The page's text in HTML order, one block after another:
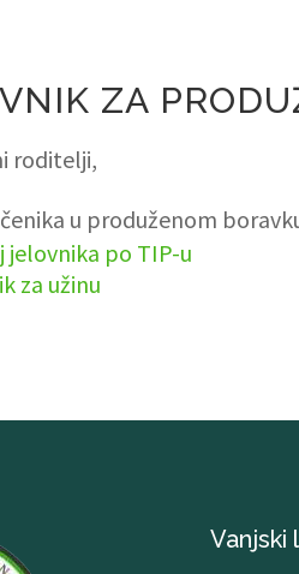
ZA
roditelji,
u produženom
jelovnika po TIP-u
za užinu
Vanjski